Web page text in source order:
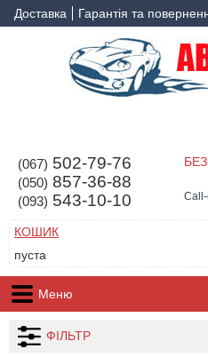
Доставка Гарантія та
(067) 502-79-76
(050) 857-36-88
(093) 543-10-10
КОШИК
пуста
Меню
ФІЛЬТР